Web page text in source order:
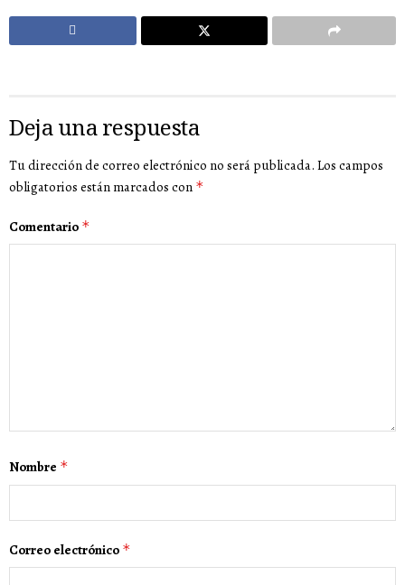
Deja una respuesta
Tu dirección de correo electrónico no será publicada. Los campos
obligatorios están marcados con *
Comentario *
Nombre *
Correo electrónico *